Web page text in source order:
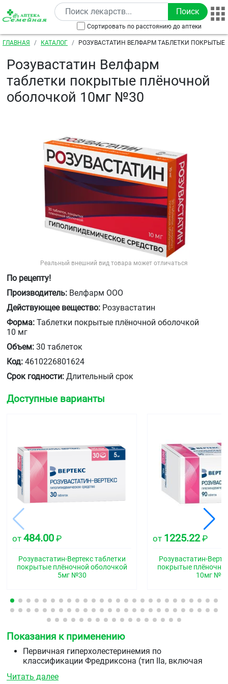
Перейти к основному содержанию
Сортировать по расстоянию до аптеки
Строка навигации
ГЛАВНАЯ КАТАЛОГ
РОЗУВАСТАТИН ВЕЛФАРМ ТАБЛЕТКИ
Розувастатин Велфарм
таблетки покрытые плёночной
оболочкой 10мг №30
Реальный внешний вид товара может отличаться
По рецепту!
Производитель: Велфарм ООО
Действующее вещество: Розувастатин
Форма: Таблетки покрытые плёночной оболочкой
10 мг
Объем: 30 таблеток
Код: 4610226801624
Срок годности: Длительный срок
Доступные варианты
от 484.00 ₽
Розувастатин-Вертекс таблетки
покрытые плёночной оболочкой
5мг №30
от 1225.22₽
Розувастатин-
покрытые
10мг
Показания к применению
Первичная гиперхолестеринемия по
классификации Фредриксона (тип IIa, включая
или смешанная гиперхолестеринемия (тип IIb) в
Читать далее